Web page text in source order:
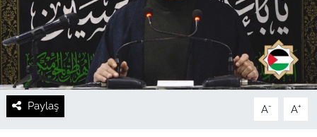
Paylaş A- A+